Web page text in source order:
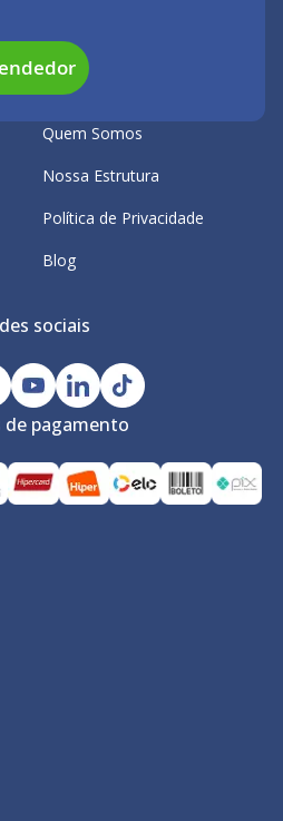
Quem Somos
Nossa Estrutura
Política de Privacidade
Blog
sociais
de pagamento